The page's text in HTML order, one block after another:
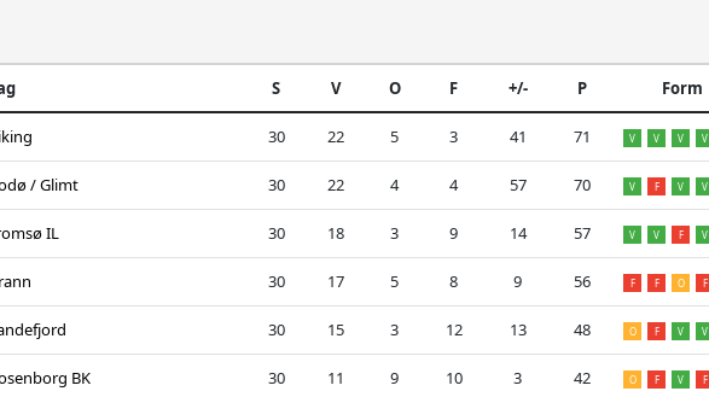
S V O F +/- P Form
30 22 5 3 41 71 V V V V
/ Glimt 30 22 4 4 57 70 V F V V
IL 30 18 3 9 14 57 V V F V
30 17 5 8 9 56 F F O F
30 15 3 12 13 48 O F V V
BK 30 11 9 10 3 42 O F V F